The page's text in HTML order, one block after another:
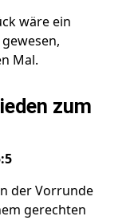
wäre ein
Mal.
zum
der Vorrunde
gerechten